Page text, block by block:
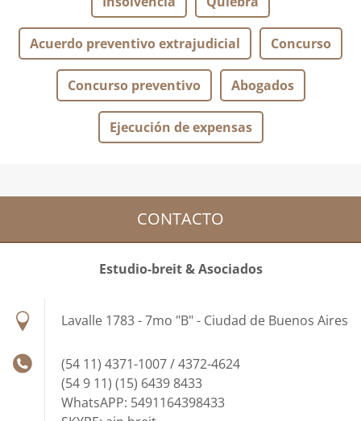
Acuerdo preventivo extrajudicial Concurso
Concurso preventivo Abogados
Ejecución de expensas
CONTACTO
Estudio-breit & Asociados
Lavalle 1783 - 7mo "B" - Ciudad de Buenos Aires
(54 11) 4371-1007 / 4372-4624
(54 9 11) (15) 6439 8433
WhatsAPP: 5491164398433